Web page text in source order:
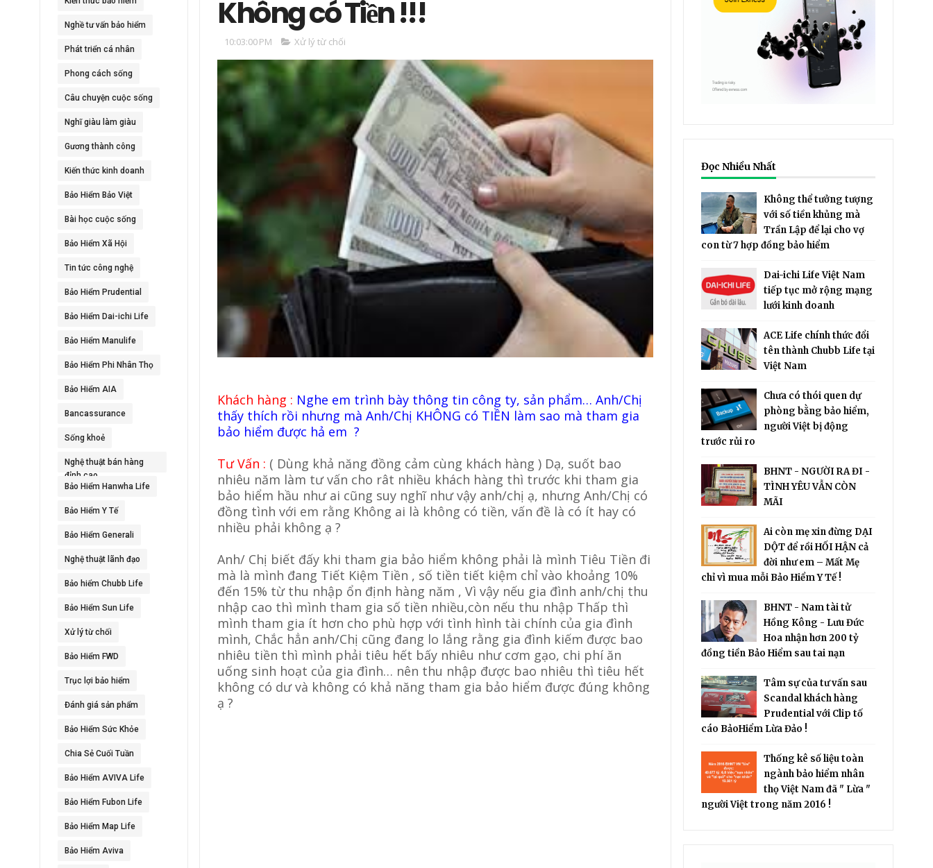
Nghề tư vấn bảo hiểm
Phát triển cá nhân
Phong cách sống
Câu chuyện cuộc sống
Nghĩ giàu làm giàu
Gương thành công
Kiến thức kinh doanh
Bảo Hiểm Bảo Việt
Bài học cuộc sống
Bảo Hiểm Xã Hội
Tin tức công nghệ
Bảo Hiểm Prudential
Bảo Hiểm Dai-ichi Life
Bảo Hiểm Manulife
Bảo Hiểm Phi Nhân Thọ
Bảo Hiểm AIA
Bancassurance
Sống khoẻ
Nghệ thuật bán hàng
đỉnh cao
Bảo Hiểm Hanwha Life
Bảo Hiểm Y Tế
Bảo Hiểm Generali
Nghệ thuật lãnh đạo
Bảo hiểm Chubb Life
Bảo Hiểm Sun Life
Xử lý từ chối
Bảo Hiểm FWD
Trục lợi bảo hiểm
Đánh giá sản phẩm
Bảo Hiểm Sức Khỏe
Chia Sẻ Cuối Tuần
Bảo Hiểm AVIVA Life
Bảo Hiểm Fubon Life
Bảo Hiểm Map Life
Bảo Hiểm Aviva
Không có Tiền !!!
10:03:00 PM Xử lý từ chối
Khách hàng : Nghe em trình bày thông tin công ty, sản phẩm… Anh/Chị
thấy thích rồi nhưng mà Anh/Chị KHÔNG có TIỀN làm sao mà tham gia
bảo hiểm được hả em ?
Tư Vấn : ( Dùng khả năng đồng cảm cùng khách hàng ) Dạ, suốt bao
nhiêu năm làm tư vấn cho rât nhiều khách hàng thì trước khi tham gia
bảo hiểm hầu như ai cũng suy nghĩ như vậy anh/chị ạ, nhưng Anh/Chị có
đồng tình với em rằng Không ai là không có tiền, vấn đề là có ít hay có
nhiều phải không ạ ?
Anh/ Chị biết đấy khi tham gia bảo hiểm không phải là mình Tiêu Tiền đi
mà là mình đang Tiết Kiệm Tiền , số tiền tiết kiệm chỉ vào khoảng 10%
đến 15% từ thu nhập ổn định hàng năm , Vì vậy nếu gia đình anh/chị thu
nhập cao thì mình tham gia số tiền nhiều,còn nếu thu nhập Thấp thì
mình tham gia ít hơn cho phù hợp với tình hình tài chính của gia đình
mình, Chắc hẳn anh/Chị cũng đang lo lắng rằng gia đình kiếm được bao
nhiêu tiền thì mình phải tiêu hết bấy nhiêu như cơm gạo, chi phí ăn
uống sinh hoạt của gia đình… nên thu nhập được bao nhiêu thì tiêu hết
không có dư và không có khả năng tham gia bảo hiểm được đúng không
ạ ?
Đọc Nhiều Nhất
Không thể tưởng tượng
với số tiền khủng mà
Trần Lập để lại cho vợ
con từ 7 hợp đồng bảo hiểm
Dai-ichi Life Việt Nam
tiếp tục mở rộng mạng
lưới kinh doanh
ACE Life chính thức đổi
tên thành Chubb Life tại
Việt Nam
Chưa có thói quen dự
phòng bằng bảo hiểm,
người Việt bị động
trước rủi ro
BHNT - NGƯỜI RA ĐI -
TÌNH YÊU VẪN CÒN
MÃI
Ai còn mẹ xin đừng DẠI
DỘT để rồi HỐI HẬN cả
đời như em – Mất Mẹ
chỉ vì mua mỗi Bảo Hiểm Y Tế !
BHNT - Nam tài tử
Hồng Kông - Lưu Đức
Hoa nhận hơn 200 tỷ
đồng tiền Bảo Hiểm sau tai nạn
Tâm sự của tư vấn sau
Scandal khách hàng
Prudential với Clip tố
cáo BảoHiểm Lừa Đảo !
Thống kê số liệu toàn
ngành bảo hiểm nhân
thọ Việt Nam đã " Lừa "
người Việt trong năm 2016 !